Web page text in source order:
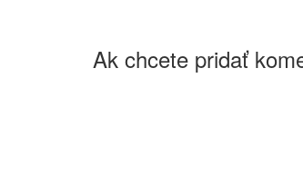
Ak chcete pridať